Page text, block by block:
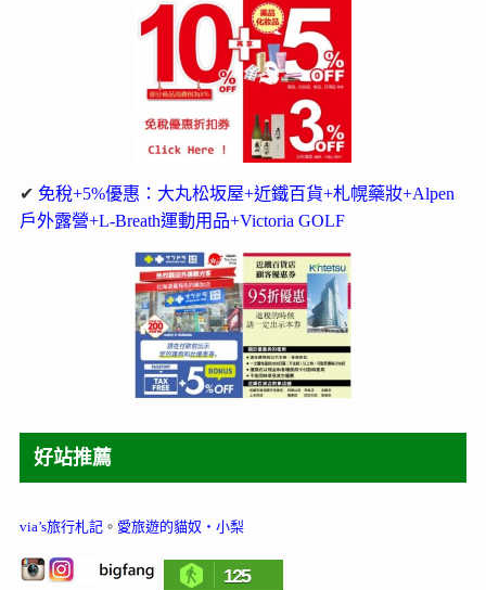
✔ 免稅+5%優惠：大丸松坂屋+近鐵百貨+札幌藥妝+Alpen
戶外露營+L-Breath運動用品+Victoria GOLF
好站推薦
via’s旅行札記。 愛旅遊的貓奴‧小梨
125